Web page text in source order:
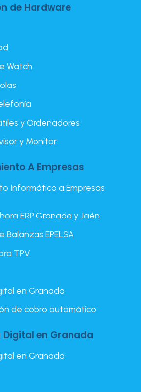
de Hardware
Watch
y Ordenadores
y Monitor
A Empresas
Informático a Empresas
ERP Granada y Jaén
Balanzas EPELSA
TPV
en Granada
de cobro automático
Digital en Granada
en Granada